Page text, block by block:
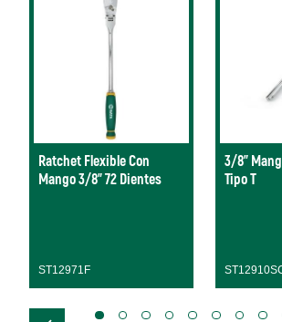
Ratchet Flexible Con
Mango 3/8” 72 Dientes
ST12971F
3/8"
Tipo T